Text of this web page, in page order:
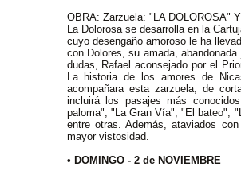
OBRA: Zarzuela: "LA DOLOROSA"
La Dolorosa se desarrolla en la
cuyo desengaño amoroso le ha
con Dolores, su amada,
dudas, Rafael aconsejado por el
La historia de los amores de
acompañara esta zarzuela, de
incluirá los pasajes más
paloma", "La Gran Vía", "El bateo",
entre otras. Además, ataviados
mayor vistosidad.
• DOMINGO - 2 de NOVIEMBRE